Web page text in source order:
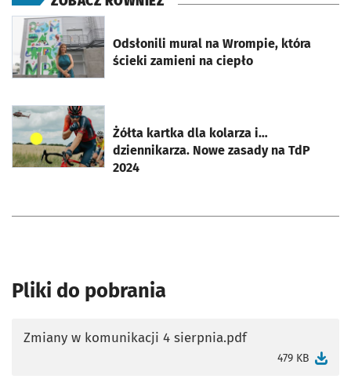
Odsłonili mural na Wrompie, która
ścieki zamieni na ciepło
otworzy się w nowej karcie
Żółta kartka dla kolarza i…
dziennikarza. Nowe zasady na TdP
2024
otworzy się w nowej karcie
Pliki do pobrania
Zmiany w komunikacji 4 sierpnia.pdf
479 KB